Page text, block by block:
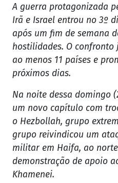
A guerra protagonizada
Irã e Israel entrou no 3º
após um fim de semana
hostilidades. O
ao menos 11 países e
próximos dias.
Na noite dessa domingo
um novo capítulo com
o Hezbollah, grupo
grupo reivindicou um
militar em Haifa, ao
demonstração de apoio
Khamenei.